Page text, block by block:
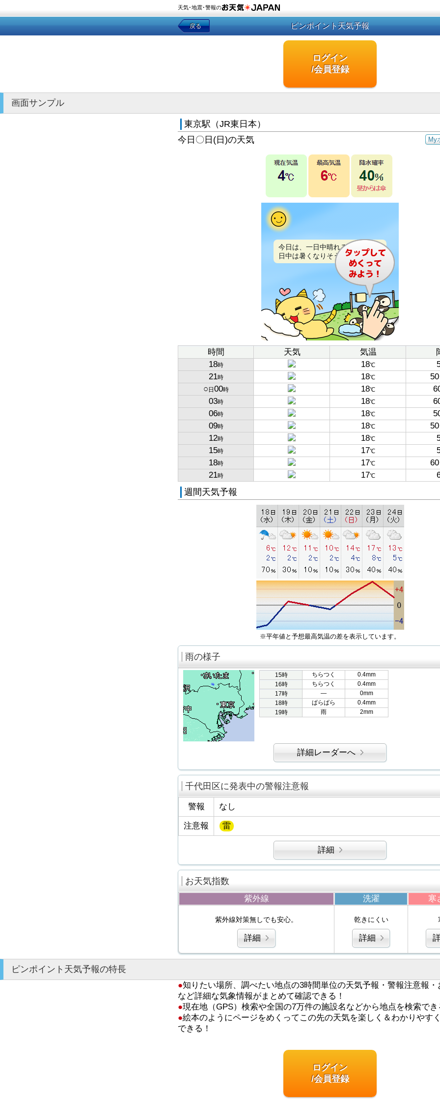
天気･地震･警報の
戻る ピンポイント天気予報
ログイン
/会員登録
画面サンプル
東京駅（JR東日本）
My
今日〇日(日)の天気
今日は、一日中晴れるでしょう。
日中は暑くなりそうです。
時間 天気 気温
18時 18℃
21時 18℃ 50
○ 日 00時 18℃
03時 18℃
06時 18℃
09時 18℃ 50
12時 18℃
15時 17℃
18時 17℃ 60
21時 17℃
週間天気予報
※平年値と予想最高気温の差を表示しています。
雨の様子
15時 ちらつく
0.4mm
16時
ちらつく
0.4mm
17時
―
0mm
18時
ぱらぱら
0.4mm
19時
雨 2mm
詳細レーダーへ
千代田区に発表中の警報注意報
警報 なし
注意報 雷
詳細
お天気指数
紫外線 洗濯 寒
紫外線対策無しでも安心。
詳細
乾きにくい
詳細
ピンポイント天気予報の特長
●知りたい場所、調べたい地点の3時間単位の天気予報・警報注意報・
など詳細な気象情報がまとめて確認できる！
●現在地（GPS）検索や全国の7万件の施設名などから地点を検索でき
●絵本のようにページをめくってこの先の天気を楽しく＆わかりやす
できる！
ログイン
/会員登録